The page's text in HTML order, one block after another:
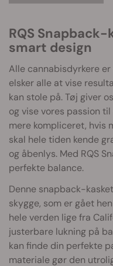
RQS
smart design
Alle cannabisdyrkere
elsker alle at vise
kan stole på. Tøj giver
og vise vores passion
mere kompliceret, hvis
skal hele tiden kende
og åbenlys. Med RQS
perfekte balance.
Denne snapback-
skygge, som er gået
hele verden lige fra
justerbare lukning på
kan finde din perfekte
materiale gør den